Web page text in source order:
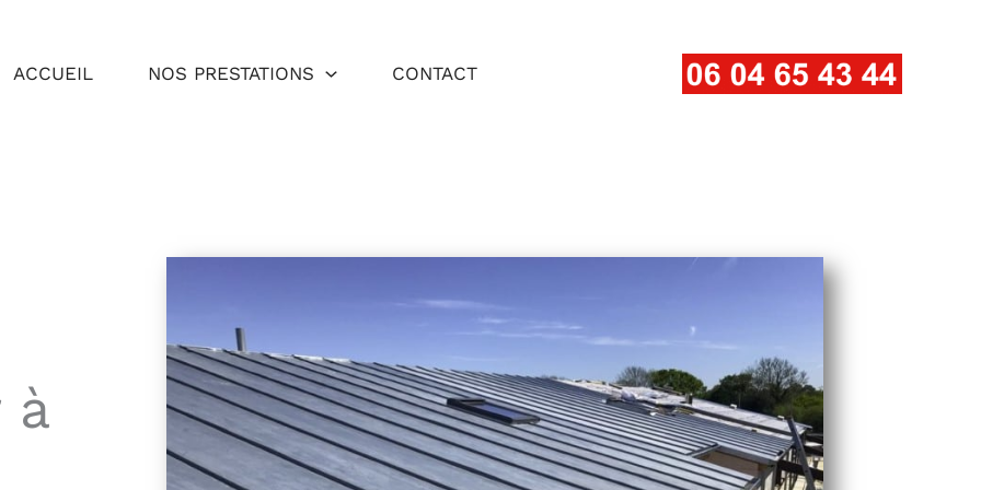
ACCUEIL NOS PRESTATIONS CONTACT
à